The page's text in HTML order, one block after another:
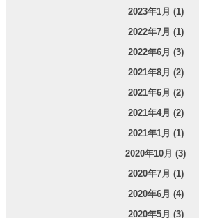
2023年1月 (1)
2022年7月 (1)
2022年6月 (3)
2021年8月 (2)
2021年6月 (2)
2021年4月 (2)
2021年1月 (1)
2020年10月 (3)
2020年7月 (1)
2020年6月 (4)
2020年5月 (3)